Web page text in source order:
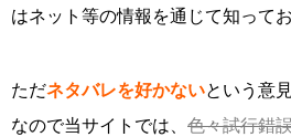
はネット等の情報を通じて知って
ただネタバレを好かないという意
なので当サイトでは、 色々試行錯